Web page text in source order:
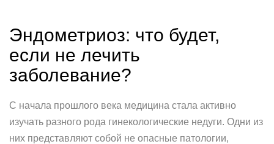
Эндометриоз: что будет,
если не лечить
заболевание?
С начала прошлого века медицина стала активно
изучать разного рода гинекологические недуги. Одни из
них представляют собой не опасные патологии,